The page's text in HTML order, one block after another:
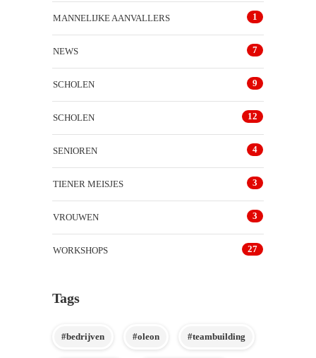
MANNELIJKE AANVALLERS 1
NEWS 7
SCHOLEN 9
SCHOLEN 12
SENIOREN 4
TIENER MEISJES 3
VROUWEN 3
WORKSHOPS 27
Tags
#bedrijven #oleon #teambuilding